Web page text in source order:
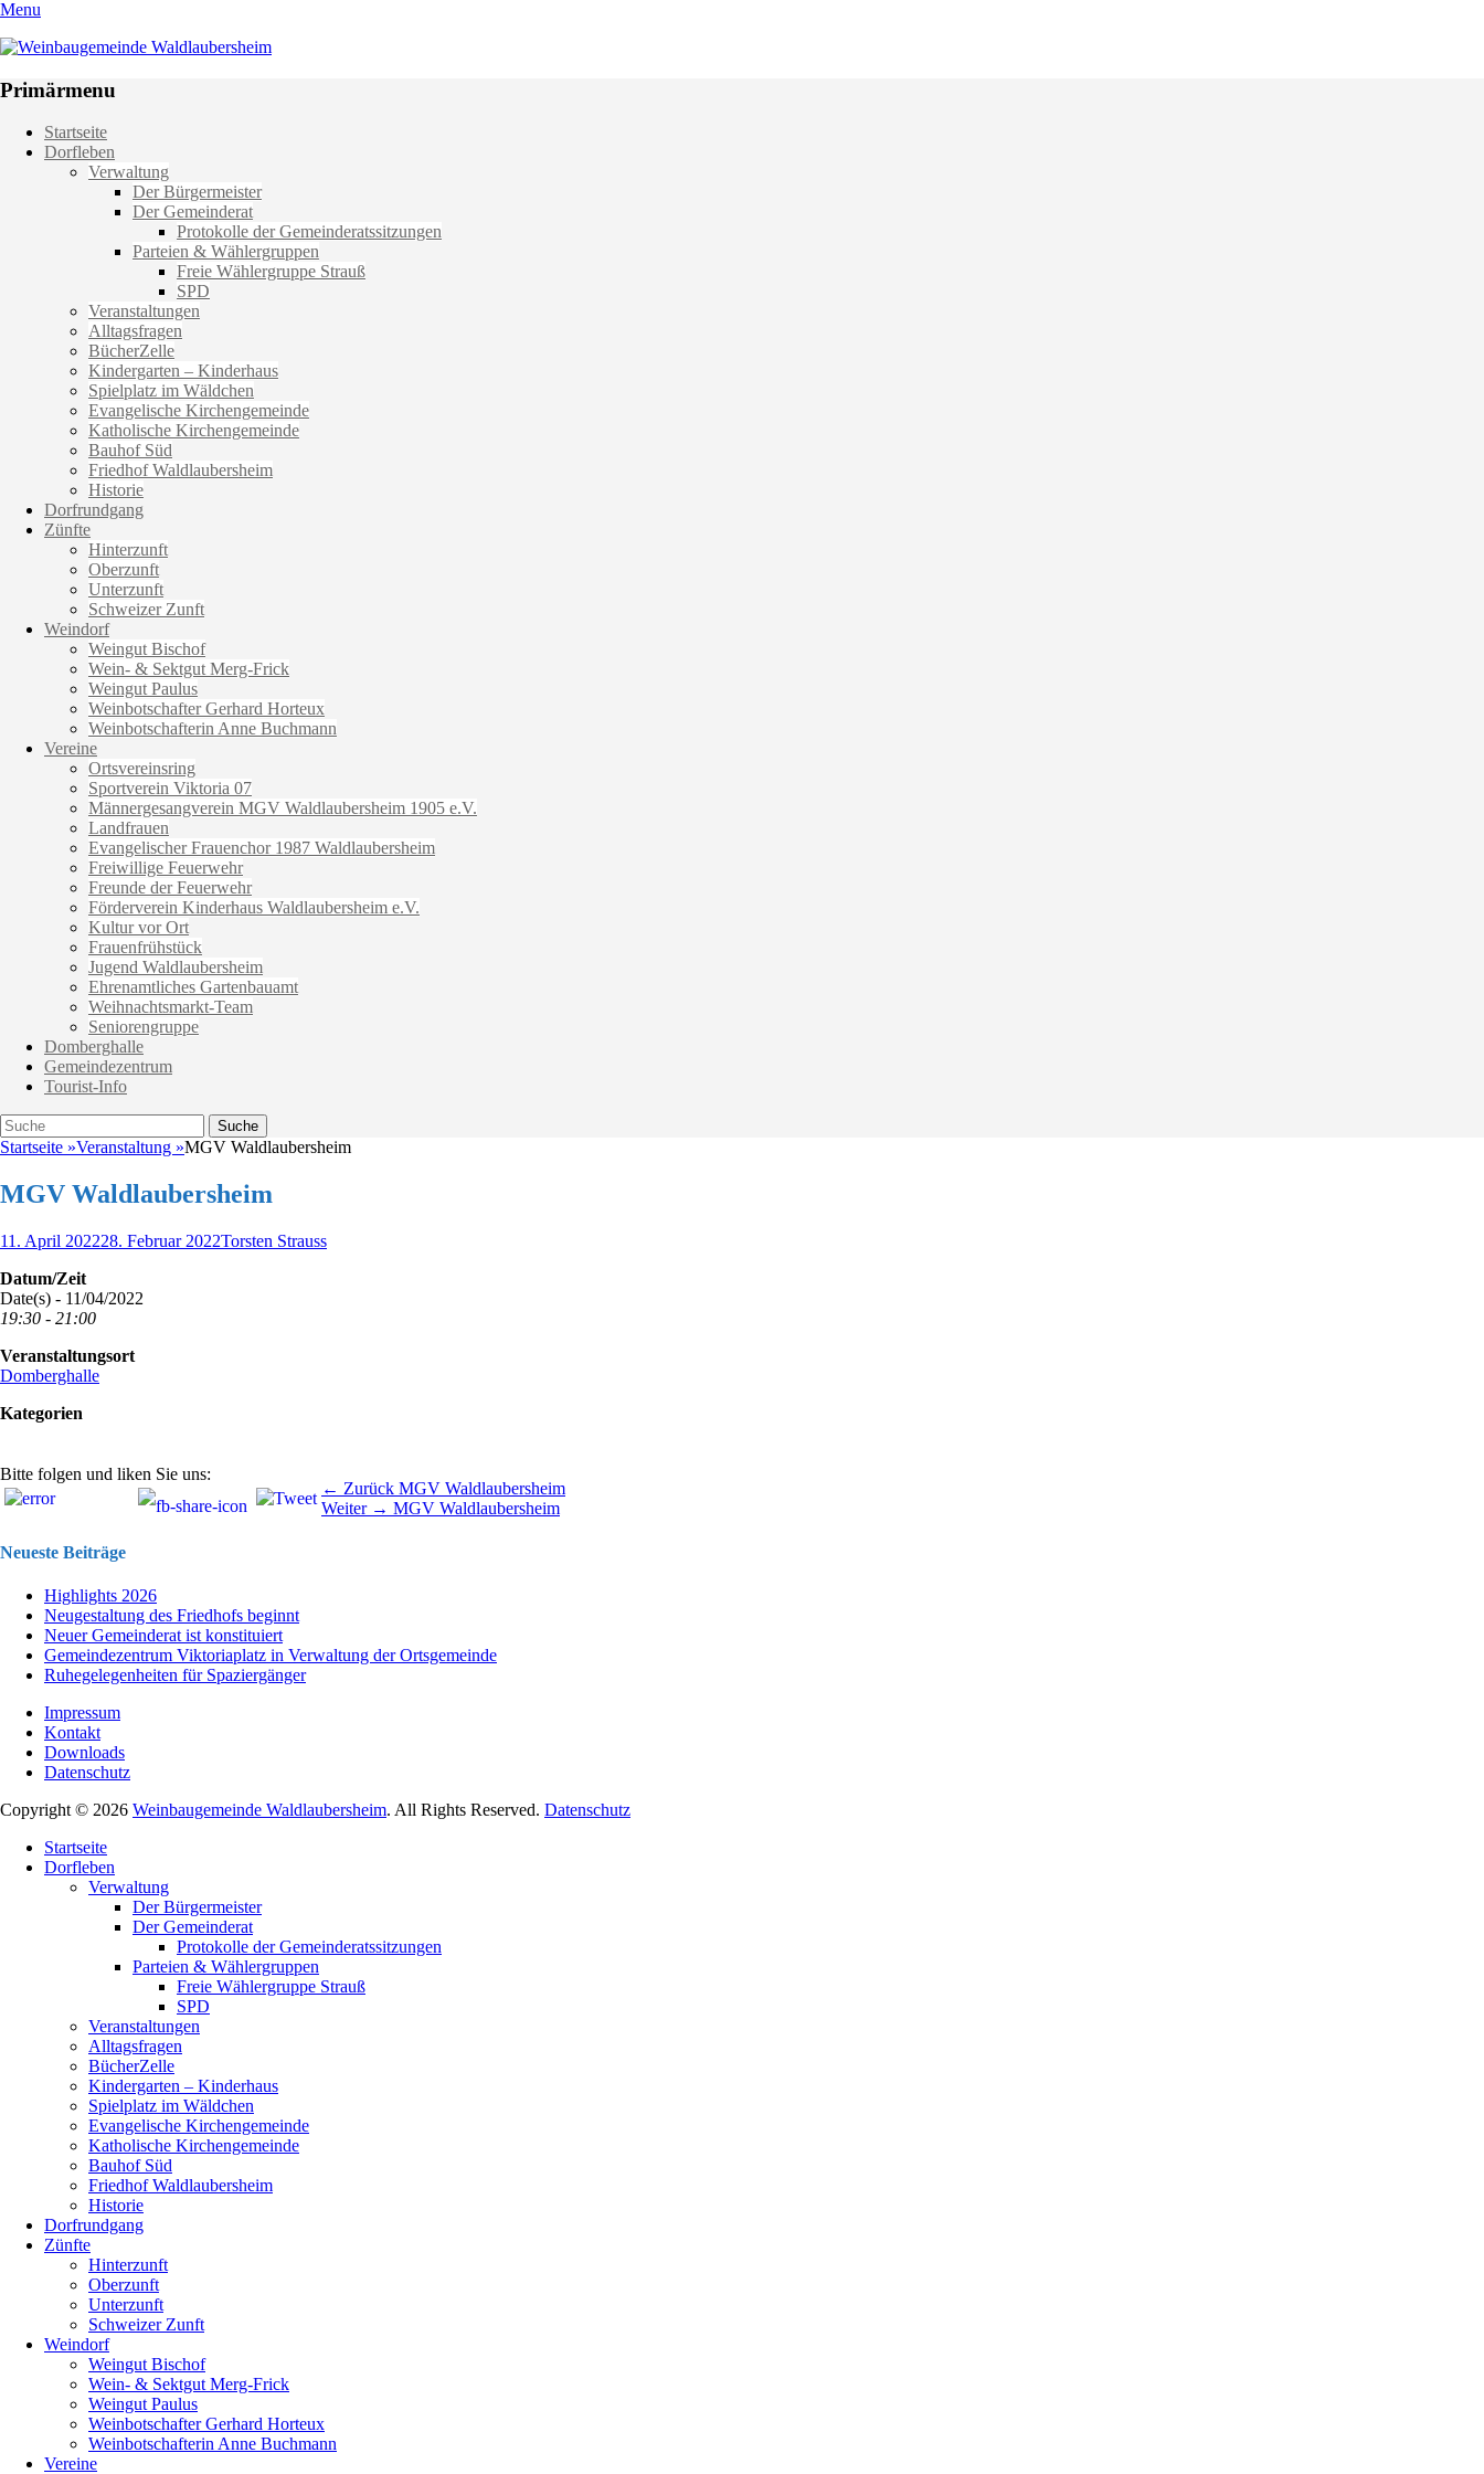
Menu
Weinbaugemeinde Waldlaubersheim
Primärmenu
Weiter
zum
Startseite
Dorfleben
Verwaltung
Der Bürgermeister
Der Gemeinderat
Protokolle der Gemeinderatssitzungen
Parteien & Wählergruppen
Freie Wählergruppe Strauß
SPD
Veranstaltungen
Alltagsfragen
BücherZelle
Kindergarten – Kinderhaus
Spielplatz im Wäldchen
Evangelische Kirchengemeinde
Katholische Kirchengemeinde
Bauhof Süd
Friedhof Waldlaubersheim
Historie
Dorfrundgang
Zünfte
Hinterzunft
Oberzunft
Unterzunft
Schweizer Zunft
Weindorf
Weingut Bischof
Wein- & Sektgut Merg-Frick
Weingut Paulus
Weinbotschafter Gerhard Horteux
Weinbotschafterin Anne Buchmann
Vereine
Ortsvereinsring
Sportverein Viktoria 07
Männergesangverein MGV Waldlaubersheim 1905 e.V.
Landfrauen
Evangelischer Frauenchor 1987 Waldlaubersheim
Freiwillige Feuerwehr
Freunde der Feuerwehr
Förderverein Kinderhaus Waldlaubersheim e.V.
Kultur vor Ort
Frauenfrühstück
Jugend Waldlaubersheim
Ehrenamtliches Gartenbauamt
Weihnachtsmarkt-Team
Seniorengruppe
Domberghalle
Gemeindezentrum
Tourist-Info
Suche
Suche
nach:
Startseite »Veranstaltung »MGV Waldlaubersheim
MGV Waldlaubersheim
Veröffentlicht
11. April 202228. Februar 2022Autor
Torsten Strauss
Datum/Zeit
Date(s) - 11/04/2022
19:30 - 21:00
Veranstaltungsort
Domberghalle
Kategorien
Bitte folgen und liken Sie uns:
Beitragsnavigation ← Zurück Vorhergehender
Beitrag:
MGV Waldlaubersheim
Weiter → Nächster
MGV Waldlaubersheim
Neueste Beiträge
Highlights 2026
Neugestaltung des Friedhofs beginnt
Neuer Gemeinderat ist konstituiert
Gemeindezentrum Viktoriaplatz in Verwaltung der Ortsgemeinde
Ruhegelegenheiten für Spaziergänger
Impressum
Kontakt
Downloads
Datenschutz
Copyright © 2026 Weinbaugemeinde Waldlaubersheim. All Rights Reserved. Datenschutz
oben
scrollen
Startseite
Dorfleben
Verwaltung
Der Bürgermeister
Der Gemeinderat
Protokolle der Gemeinderatssitzungen
Parteien & Wählergruppen
Freie Wählergruppe Strauß
SPD
Veranstaltungen
Alltagsfragen
BücherZelle
Kindergarten – Kinderhaus
Spielplatz im Wäldchen
Evangelische Kirchengemeinde
Katholische Kirchengemeinde
Bauhof Süd
Friedhof Waldlaubersheim
Historie
Dorfrundgang
Zünfte
Hinterzunft
Oberzunft
Unterzunft
Schweizer Zunft
Weindorf
Weingut Bischof
Wein- & Sektgut Merg-Frick
Weingut Paulus
Weinbotschafter Gerhard Horteux
Weinbotschafterin Anne Buchmann
Vereine